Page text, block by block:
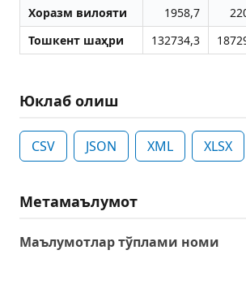
Хоразм вилояти
1958,7
Тошкент шаҳри
132734,3
Юклаб олиш
CSV JSON XML XLSX
Метамаълумот
Маълумотлар тўплами номи